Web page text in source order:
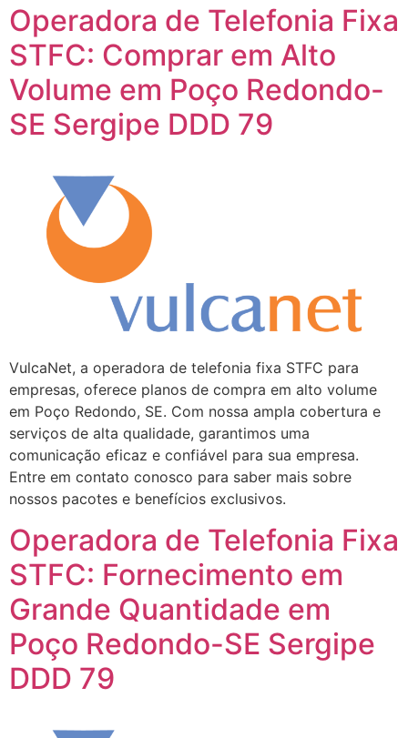
Operadora de Telefonia Fixa
STFC: Comprar em Alto
Volume em Poço Redondo-
SE Sergipe DDD 79
VulcaNet, a operadora de telefonia fixa STFC para
empresas, oferece planos de compra em alto volume
em Poço Redondo, SE. Com nossa ampla cobertura e
serviços de alta qualidade, garantimos uma
comunicação eficaz e confiável para sua empresa.
Entre em contato conosco para saber mais sobre
nossos pacotes e benefícios exclusivos.
Operadora de Telefonia Fixa
STFC: Fornecimento em
Grande Quantidade em
Poço Redondo-SE Sergipe
DDD 79